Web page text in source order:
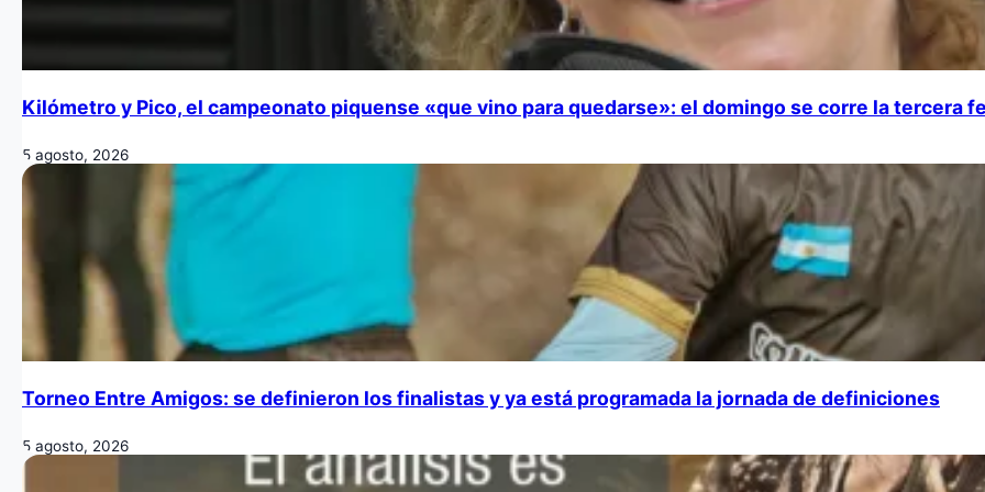
Kilómetro y Pico, el campeonato piquense «que vino para quedarse»: el domingo se corre la tercera
5 agosto, 2026
Torneo Entre Amigos: se definieron los finalistas y ya está programada la jornada de definiciones
5 agosto, 2026